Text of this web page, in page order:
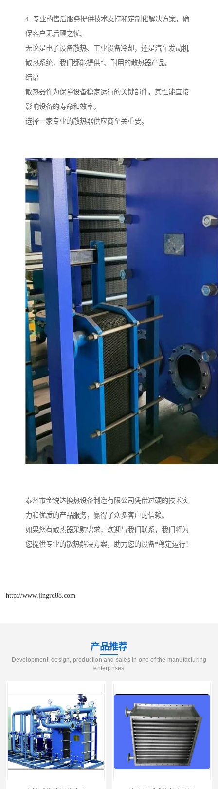
4. 专业的售后服务提供技术支持和定制化解决方案，确
保客户无后顾之忧。
无论是电子设备散热、工业设备冷却，还是汽车发动机
散热系统，我们都能提供*、耐用的散热器产品。
结语
散热器作为保障设备稳定运行的关键部件，其性能直接
影响设备的寿命和效率。
选择一家专业的散热器供应商至关重要。
泰州市金锐达换热设备制造有限公司凭借过硬的技术实
力和优质的产品服务，赢得了众多客户的信赖。
如果您有散热器采购需求，欢迎与我们联系，我们将为
您提供专业的散热解决方案，助力您的设备*稳定运行！
http://www.jingrd88.com
产品推荐
Development, design, production and sales in one of the manufacturing
enterprises